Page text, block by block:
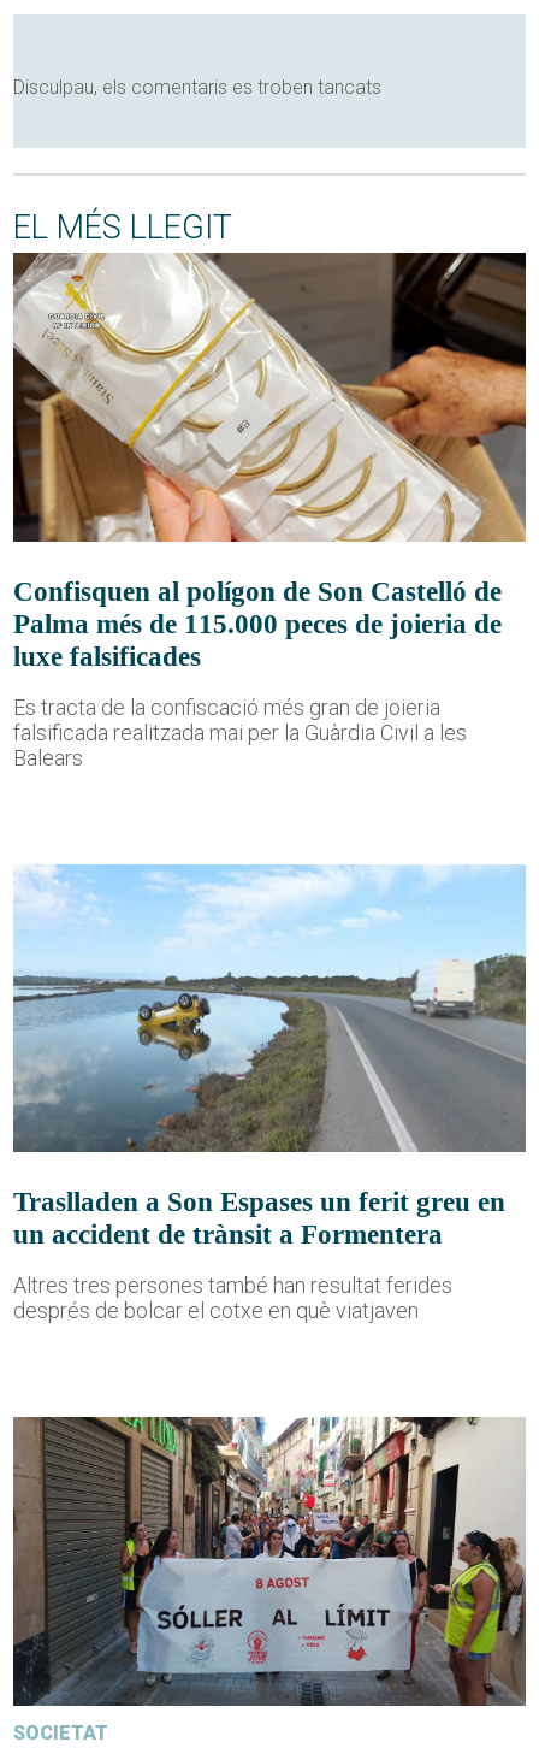
Disculpau, els comentaris es troben tancats
EL MÉS LLEGIT
Confisquen al polígon de Son Castelló de
Palma més de 115.000 peces de joieria de
luxe falsificades
Es tracta de la confiscació més gran de joieria
falsificada realitzada mai per la Guàrdia Civil a les
Balears
Traslladen a Son Espases un ferit greu en
un accident de trànsit a Formentera
Altres tres persones també han resultat ferides
després de bolcar el cotxe en què viatjaven
SOCIETAT